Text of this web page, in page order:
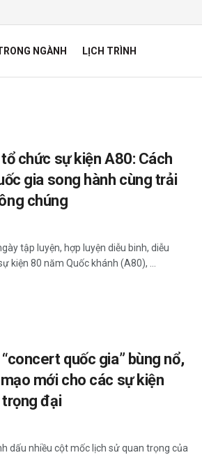
NGÀNH LỊCH TRÌNH
chức sự kiện A80: Cách
gia song hành cùng trải
chúng
tập luyện, hợp luyện diễu binh, diễu
kiện 80 năm Quốc khánh (A80), ...
quốc gia” bùng nổ,
mới cho các sự kiện
đại
dấu nhiều cột mốc lịch sử quan trọng của